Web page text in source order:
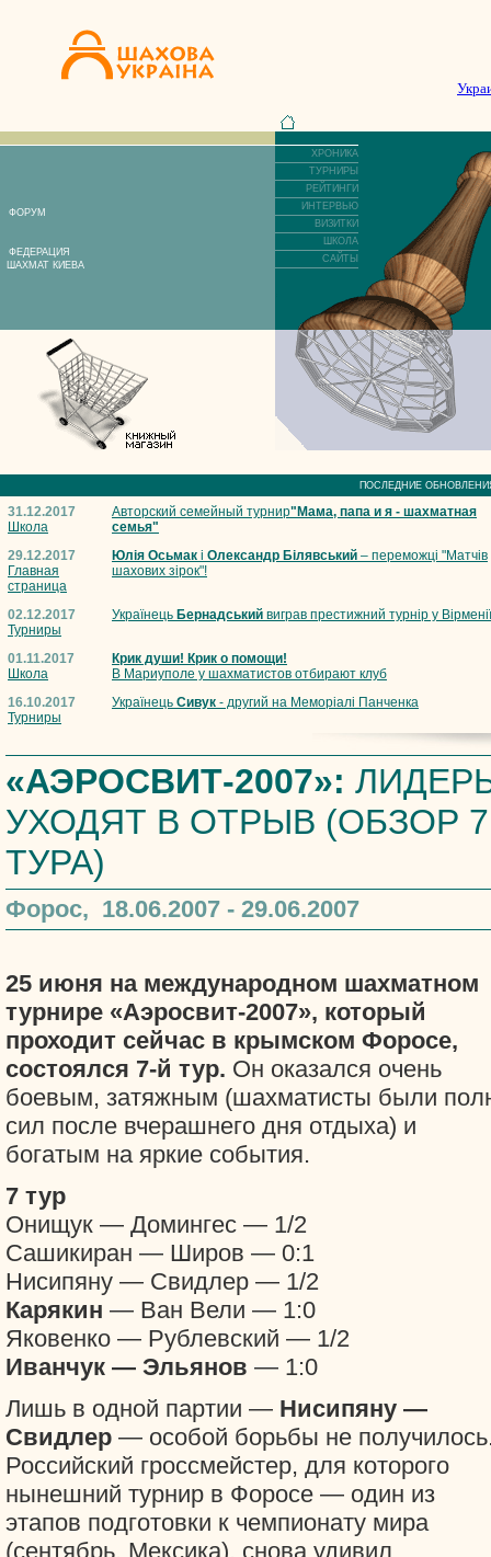
ФОРУМ
ФЕДЕРАЦИЯ
ШАХМАТ КИЕВА
ХРОНИКА
ТУРНИРЫ
РЕЙТИНГИ
ИНТЕРВЬЮ
ВИЗИТКИ
ШКОЛА
САЙТЫ
ПОСЛЕДНИЕ
31.12.2017
Школа
Авторский семейный турнир"Мама, папа и я - шахматная
семья"
29.12.2017
Главная
страница
Юлія Осьмак і Олександр Білявський – переможці "Матчів
шахових зірок"!
02.12.2017
Турниры
Українець Бернадський виграв престижний турнір у Вірменії
01.11.2017
Школа
Крик души! Крик о помощи!
В Мариуполе у шахматистов отбирают клуб
16.10.2017
Турниры
Українець Сивук - другий на Меморіалі Панченка
«АЭРОСВИТ-2007»:
УХОДЯТ В ОТРЫВ (ОБЗОР 7
ТУРА)
Форос, 18.06.2007 - 29.06.2007
25 июня на международном шахматном
турнире «Аэросвит-2007», который
проходит сейчас в крымском Форосе,
состоялся 7-й тур. Он оказался очень
боевым, затяжным (шахматисты были
сил после вчерашнего дня отдыха) и
богатым на яркие события.
7 тур
Онищук — Домингес — 1/2
Сашикиран — Широв — 0:1
Нисипяну — Свидлер — 1/2
Карякин — Ван Вели — 1:0
Яковенко — Рублевский — 1/2
Иванчук — Эльянов — 1:0
Лишь в одной партии — Нисипяну —
Свидлер — особой борьбы не
Российский гроссмейстер, для которого
нынешний турнир в Форосе — один из
этапов подготовки к чемпионату мира
(сентябрь, Мексика), снова удивил